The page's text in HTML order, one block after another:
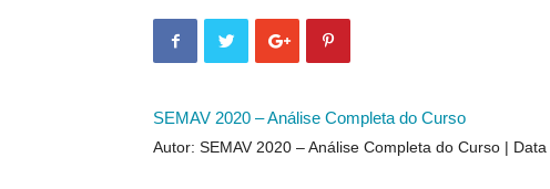
SEMAV 2020 – Análise Completa do Curso
Autor: SEMAV 2020 – Análise Completa do Curso